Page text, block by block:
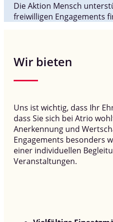
Die Aktion Mensch
freiwilligen Engagements
Wir bieten
Uns ist wichtig, dass Ihr
dass Sie sich bei Atrio
Anerkennung und
Engagements besonders
einer individuellen
Veranstaltungen.